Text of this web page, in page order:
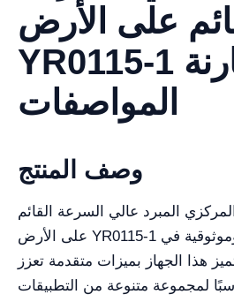
على الأرض
YR0115-1 مقارنة
المواصفات
وصف المنتج
المبرد عالي السرعة القائم
على الأرض YR0115-1 لتوفير أداء عالٍ وموثوقية في
هذا الجهاز بميزات متقدمة تعزز
لمجموعة متنوعة من التطبيقات